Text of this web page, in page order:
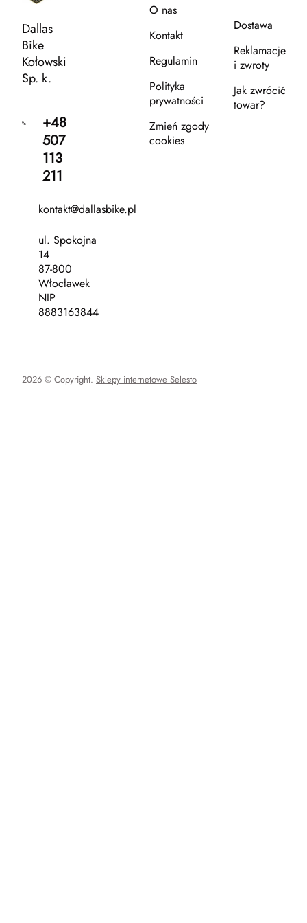
Dallas
Bike
Kołowski
Sp. k.
+48
507
113
211
kontakt@dallasbike.pl
ul. Spokojna
14
87-800
Włocławek
NIP
8883163844
O nas
Kontakt
Regulamin
Polityka
prywatności
Zmień zgody
cookies
Dostawa
Reklamacje
i zwroty
Jak zwrócić
towar?
2026 © Copyright. Sklepy internetowe Selesto